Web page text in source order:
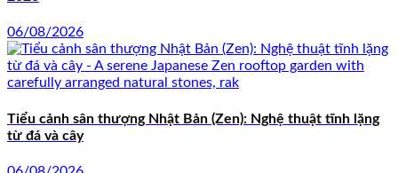
06/08/2026
Tiểu cảnh sân thượng Nhật Bản (Zen): Nghệ thuật tĩnh lặng
từ đá và cây